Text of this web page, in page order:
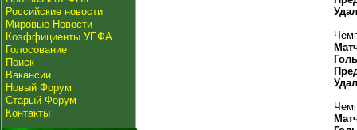
Российские новости
Мировые Новости
Коэффициенты УЕФА
Голосование
Поиск
Вакансии
Новый Форум
Старый Форум
Контакты